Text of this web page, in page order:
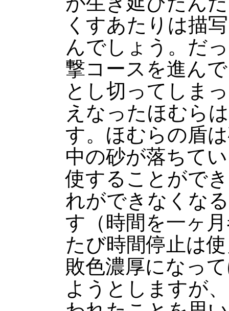
くすあたりは描
んでしょう。だ
撃コースを進ん
とし切ってしま
えなったほむら
す。ほむらの盾
中の砂が落ちて
使することがで
れができなくな
す（時間を一ヶ
たび時間停止は
敗色濃厚になっ
ようとしますが